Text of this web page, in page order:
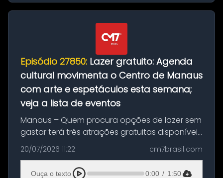
Episódio 27850: Lazer gratuito: Agenda
cultural movimenta o Centro de Manaus
com arte e espetáculos esta semana;
veja a lista de eventos
Manaus – Quem procura opções de lazer sem
gastar terá três atrações gratuitas disponíveis
entre esta segunda-feira (20) e quinta-feira
(23). A programação inclui uma exposição
dedicada à história das ...
20/07/2026 11:22 cm7brasil.com
Ouça o texto 0:00 / 1:50